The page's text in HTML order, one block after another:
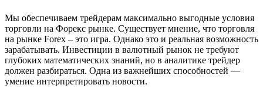
Мы обеспечиваем трейдерам максимально выгодные условия
торговли на Форекс рынке. Существует мнение, что торговля
на рынке Forex – это игра. Однако это и реальная возможность
зарабатывать. Инвестиции в валютный рынок не требуют
глубоких математических знаний, но в аналитике трейдер
должен разбираться. Одна из важнейших способностей —
умение интерпретировать новости.